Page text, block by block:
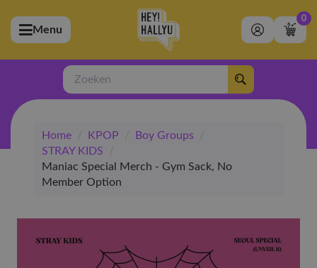
(Artiesten)
(Merchandise)
(Exclusive)
(Winkel)
Menu
0
Zoeken
Home / KPOP / Boy Groups
/
STRAY KIDS
/
Maniac Special Merch - Gym Sack, No
Member Option